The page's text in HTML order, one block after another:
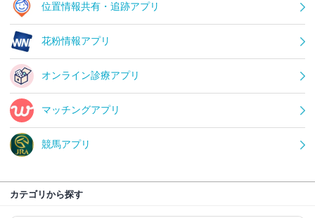
位置情報共有・追跡アプリ
花粉情報アプリ
オンライン診療アプリ
マッチングアプリ
競馬アプリ
カテゴリから探す